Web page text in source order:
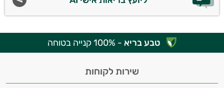
טבע בריא - 100% קנייה בטוחה
שירות לקוחות